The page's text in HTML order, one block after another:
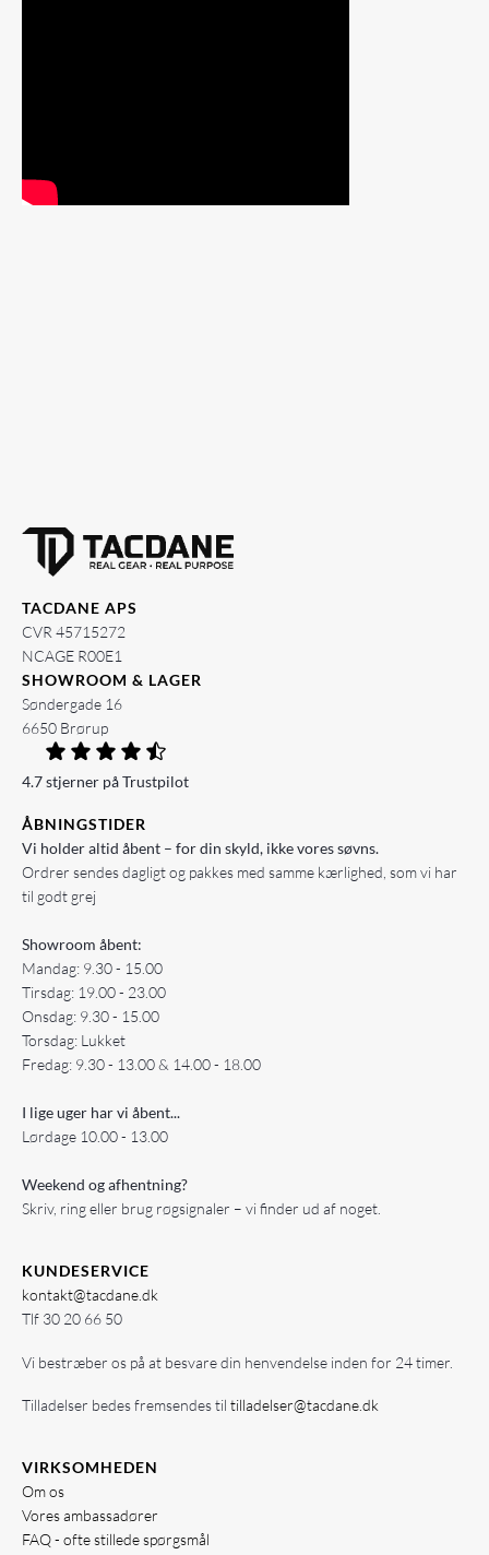
TACDANE APS
CVR 45715272
NCAGE R00E1
SHOWROOM & LAGER
Søndergade 16
6650 Brørup
4.7 stjerner på Trustpilot
ÅBNINGSTIDER
Vi holder altid åbent – for din skyld, ikke vores søvns.
Ordrer sendes dagligt og pakkes med samme kærlighed, som vi har
til godt grej
Showroom åbent:
Mandag: 9.30 - 15.00
Tirsdag: 19.00 - 23.00
Onsdag: 9.30 - 15.00
Torsdag: Lukket
Fredag: 9.30 - 13.00 & 14.00 - 18.00
I lige uger har vi åbent...
Lørdage 10.00 - 13.00
Weekend og afhentning?
Skriv, ring eller brug røgsignaler – vi finder ud af noget.
KUNDESERVICE
kontakt@tacdane.dk
Tlf 30 20 66 50
Vi bestræber os på at besvare din henvendelse inden for 24 timer.
Tilladelser bedes fremsendes til tilladelser@tacdane.dk
VIRKSOMHEDEN
Om os
Vores ambassadører
FAQ - ofte stillede spørgsmål